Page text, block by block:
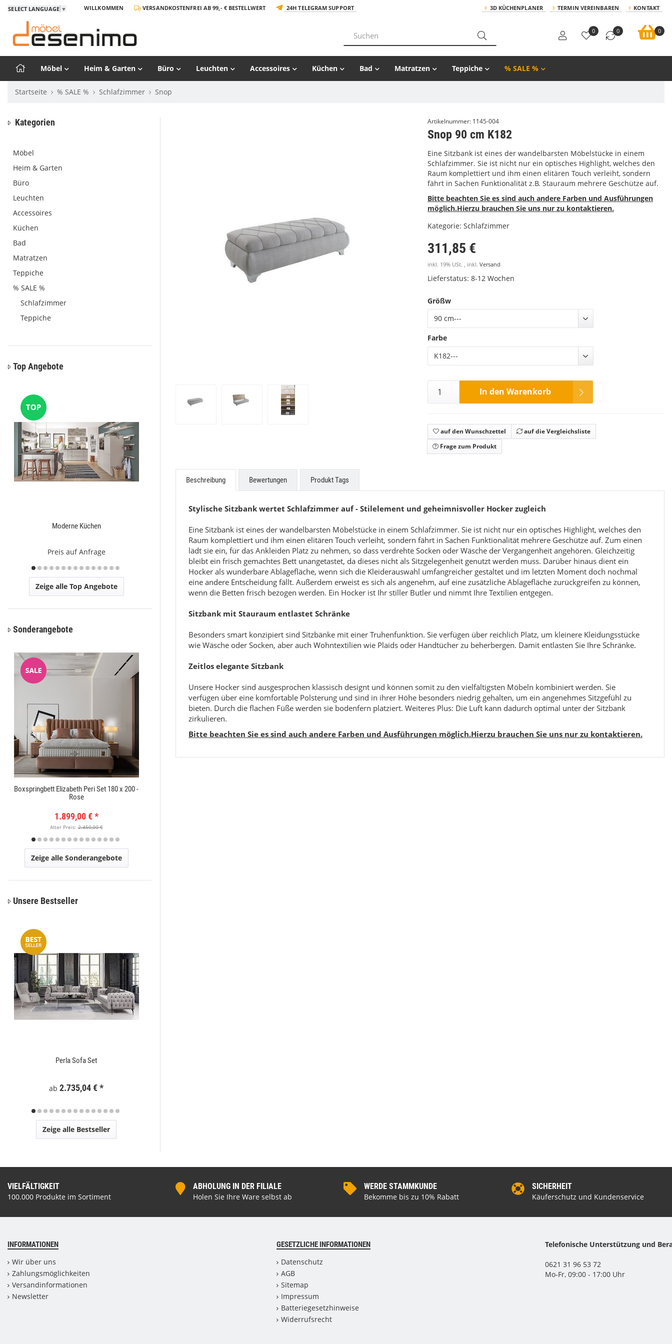
SELECT LANGUAGE ▼ WILLKOMMEN VERSANDKOSTENFREI AB 99,- € BESTELLWERT 24H TELEGRAM SUPPORT 3D KÜCHENPLANER TERMIN VEREINBAREN KONTAKT
0 0 0
Möbel Heim & Garten Büro Leuchten Accessoires Küchen Bad Matratzen Teppiche % SALE %
Startseite % SALE % Schlafzimmer Snop
Artikelnummer: 1145-004
Snop 90 cm K182
Eine Sitzbank ist eines der wandelbarsten Möbelstücke in einem
Schlafzimmer. Sie ist nicht nur ein optisches Highlight, welches den
Raum komplettiert und ihm einen elitären Touch verleiht, sondern
fährt in Sachen Funktionalität z.B. Stauraum mehrere Geschütze auf.
Bitte beachten Sie es sind auch andere Farben und Ausführungen
möglich.Hierzu brauchen Sie uns nur zu kontaktieren.
Kategorie: Schlafzimmer
311,85 €
inkl. 19% USt. , inkl. Versand
Lieferstatus: 8-12 Wochen
Größw
90 cm---
Farbe
K182---
In den Warenkorb
auf den Wunschzettel
auf die Vergleichsliste
Frage zum Produkt
Beschreibung Bewertungen Produkt Tags
Stylische Sitzbank wertet Schlafzimmer auf - Stilelement und geheimnisvoller Hocker zugleich
Eine Sitzbank ist eines der wandelbarsten Möbelstücke in einem Schlafzimmer. Sie ist nicht nur ein optisches Highlight, welches den
Raum komplettiert und ihm einen elitären Touch verleiht, sondern fährt in Sachen Funktionalität mehrere Geschütze auf. Zum einen
lädt sie ein, für das Ankleiden Platz zu nehmen, so dass verdrehte Socken oder Wäsche der Vergangenheit angehören. Gleichzeitig
bleibt ein frisch gemachtes Bett unangetastet, da dieses nicht als Sitzgelegenheit genutzt werden muss. Darüber hinaus dient ein
Hocker als wunderbare Ablagefläche, wenn sich die Kleiderauswahl umfangreicher gestaltet und im letzten Moment doch nochmal
eine andere Entscheidung fällt. Außerdem erweist es sich als angenehm, auf eine zusätzliche Ablagefläche zurückgreifen zu können,
wenn die Betten frisch bezogen werden. Ein Hocker ist Ihr stiller Butler und nimmt Ihre Textilien entgegen.
Sitzbank mit Stauraum entlastet Schränke
Besonders smart konzipiert sind Sitzbänke mit einer Truhenfunktion. Sie verfügen über reichlich Platz, um kleinere Kleidungsstücke
wie Wäsche oder Socken, aber auch Wohntextilien wie Plaids oder Handtücher zu beherbergen. Damit entlasten Sie Ihre Schränke.
Zeitlos elegante Sitzbank
Unsere Hocker sind ausgesprochen klassisch designt und können somit zu den vielfältigsten Möbeln kombiniert werden. Sie
verfügen über eine komfortable Polsterung und sind in ihrer Höhe besonders niedrig gehalten, um ein angenehmes Sitzgefühl zu
bieten. Durch die flachen Füße werden sie bodenfern platziert. Weiteres Plus: Die Luft kann dadurch optimal unter der Sitzbank
zirkulieren.
Bitte beachten Sie es sind auch andere Farben und Ausführungen möglich.Hierzu brauchen Sie uns nur zu kontaktieren.
Kategorien
Möbel
Heim & Garten
Büro
Leuchten
Accessoires
Küchen
Bad
Matratzen
Teppiche
% SALE %
Schlafzimmer
Teppiche
Top Angebote
Moderne Küchen
Preis auf Anfrage
Cascada
Preis auf Anfrage
Touch
Preis auf Anfrage
Kinderzimmer Set Magic
ab1.199,99 €*
Zeige alle Top Angebote
Sonderangebote
Boxspringbett Elizabeth Peri Set 180 x 200 -
Rose
1.899,00 € *
Alter Preis:2.450,00 €
Zeige alle Sonderangebote
Unsere Bestseller
Perla Sofa Set
ab 2.735,04 €*
Zeige alle Bestseller
VIELFÄLTIGKEIT
100.000 Produkte im Sortiment
ABHOLUNG IN DER FILIALE
Holen Sie Ihre Ware selbst ab
WERDE STAMMKUNDE
Bekomme bis zu 10% Rabatt
SICHERHEIT
Käuferschutz und Kundenservice
INFORMATIONEN
Wir über uns
Zahlungsmöglichkeiten
Versandinformationen
Newsletter
GESETZLICHE INFORMATIONEN
Datenschutz
AGB
Sitemap
Impressum
Batteriegesetzhinweise
Widerrufsrecht
Telefonische Unterstützung und
0621 31 96 53 72
Mo-Fr, 09:00 - 17:00 Uhr